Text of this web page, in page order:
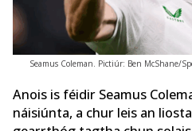
Seamus Coleman. Pictiúr: Ben McShane/
Anois is féidir Seamus
náisiúnta, a chur leis an